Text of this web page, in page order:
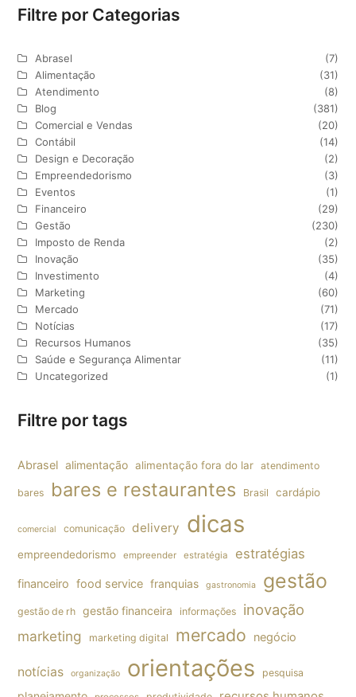
Filtre por Categorias
Abrasel
(7)
Alimentação
(31)
Atendimento
(8)
Blog
(381)
Comercial e Vendas
(20)
Contábil
(14)
Design e Decoração
(2)
Empreendedorismo
(3)
Eventos
(1)
Financeiro
(29)
Gestão
(230)
Imposto de Renda
(2)
Inovação
(35)
Investimento
(4)
Marketing
(60)
Mercado
(71)
Notícias
(17)
Recursos Humanos
(35)
Saúde e Segurança Alimentar
(11)
Uncategorized
(1)
Filtre por tags
Abrasel alimentação alimentação fora do lar atendimento
bares bares e restaurantes Brasil cardápio
comercial comunicação delivery dicas
empreendedorismo empreender estratégia estratégias
financeiro food service franquias gastronomia gestão
gestão de rh gestão financeira informações inovação
marketing marketing digital mercado negócio
notícias organização orientações pesquisa